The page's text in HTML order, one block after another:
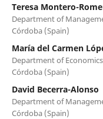
Teresa Montero-
Department of
Córdoba (Spain)
María del Carmen
Department of
Córdoba (Spain)
David Becerra-Alonso
Department of
Córdoba (Spain)